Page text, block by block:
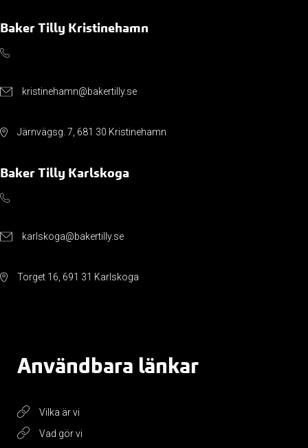
Baker Tilly Kristinehamn
kristinehamn@bakertilly.se
Järnvägsg. 7, 681 30 Kristinehamn
Baker Tilly Karlskoga
karlskoga@bakertilly.se
Torget 16, 691 31 Karlskoga
Användbara länkar
Vilka är vi
Vad gör vi